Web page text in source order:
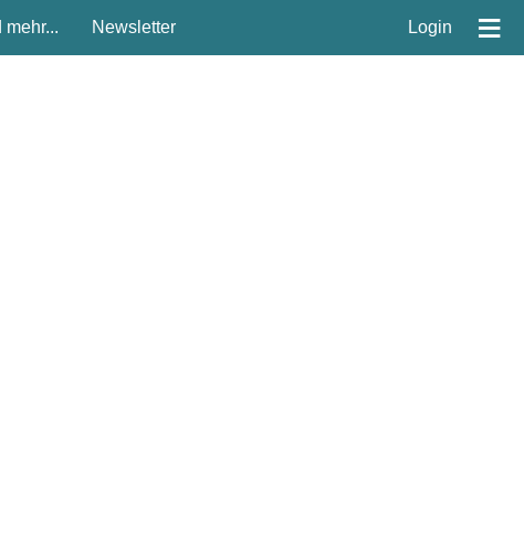
mehr... Newsletter Login ≡